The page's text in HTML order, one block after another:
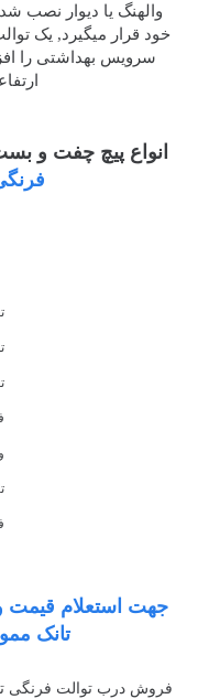
والهنگ یا دیوار نصب
خود قرار میگیرد, یک
سرویس بهداشتی را
انواع پیچ چفت و
جهت استعلام قیمت
تانک
فروش درب توالت فرنگی